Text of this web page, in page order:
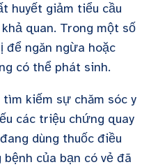
huyết giảm tiểu cầu
quan. Trong một số
ngăn ngừa hoặc
có thể phát sinh.
kiếm sự chăm sóc y
các triệu chứng quay
dùng thuốc điều
của bạn có vẻ đã